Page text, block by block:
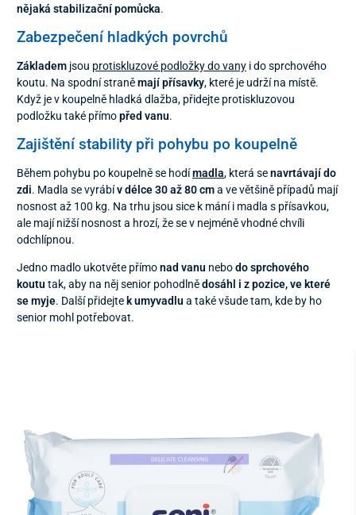
nějaká stabilizační pomůcka.
Zabezpečení hladkých povrchů
Základem jsou protiskluzové podložky do vany i do sprchového
koutu. Na spodní straněmají přísavky, které je udrží na místě.
Když je v koupelně hladká dlažba, přidejte protiskluzovou
podložku také přímopřed vanu.
Zajištění stability při pohybu po koupelně
Během pohybu po koupelně se hodímadla, která senavrtávají do
zdi. Madla se vyrábív délce 30 až 80 cma ve většině případů mají
nosnost až 100 kg. Na trhu jsou sice k mání i madla s přísavkou,
ale mají nižší nosnost a hrozí, že se v nejméně vhodné chvíli
odchlípnou.
Jedno madlo ukotvěte přímonad vanu nebodo sprchového
koutu tak, aby na něj senior pohodlnědosáhl i z pozice, ve které
se myje. Další přidejte k umyvadlu a také všude tam, kde by ho
senior mohl potřebovat.